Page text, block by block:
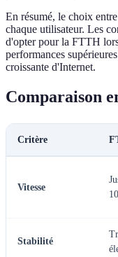
En résumé, le choix
chaque utilisateur. Les
d'opter pour la FTTH
performances
croissante d'Internet.
Comparaison
Critère
Vitesse
Stabilité